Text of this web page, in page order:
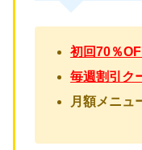
初回70％
毎週割引ク
月額メニュ